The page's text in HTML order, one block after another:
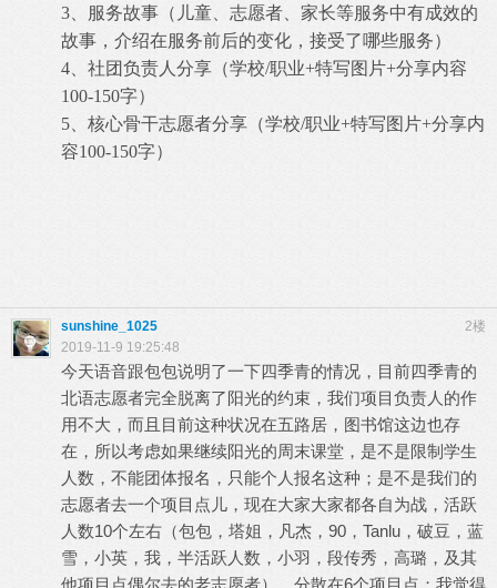
3、服务故事（儿童、志愿者、家长等服务中有成效的
故事，介绍在服务前后的变化，接受了哪些服务）
4、社团负责人分享（学校/职业+特写图片+分享内容
100-150字）
5、核心骨干志愿者分享（学校/职业+特写图片+分享内
容100-150字）
2楼
sunshine_1025
2019-11-9 19:25:48
今天语音跟包包说明了一下四季青的情况，目前四季青的
北语志愿者完全脱离了阳光的约束，我们项目负责人的作
用不大，而且目前这种状况在五路居，图书馆这边也存
在，所以考虑如果继续阳光的周末课堂，是不是限制学生
人数，不能团体报名，只能个人报名这种；是不是我们的
志愿者去一个项目点儿，现在大家大家都各自为战，活跃
人数10个左右（包包，塔姐，凡杰，90，Tanlu，破豆，蓝
雪，小英，我，半活跃人数，小羽，段传秀，高璐，及其
他项目点偶尔去的老志愿者），分散在6个项目点；我觉得